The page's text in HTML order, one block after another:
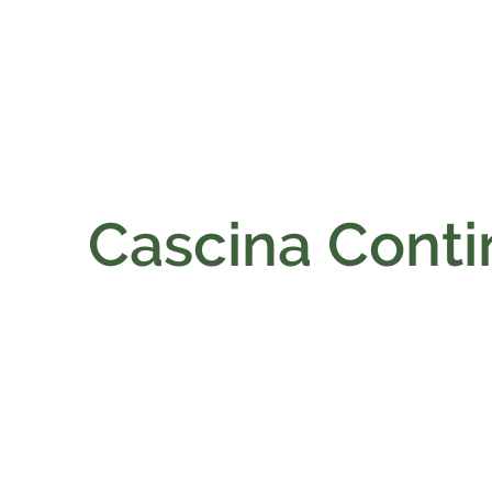
Cascina